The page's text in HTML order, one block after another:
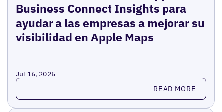
Business Connect Insights para
ayudar a las empresas a mejorar su
visibilidad en Apple Maps
Jul 16, 2025
Read more READ MORE